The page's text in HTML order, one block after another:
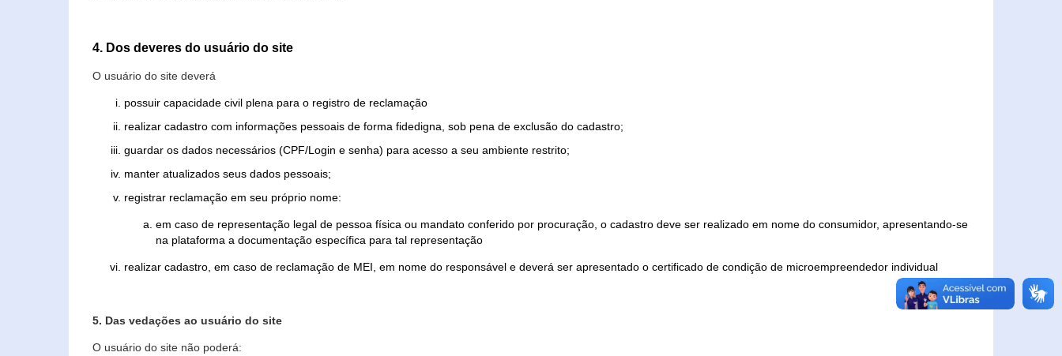
4. Dos deveres do usuário do site
O usuário do site deverá
possuir capacidade civil plena para o registro de reclamação
realizar cadastro com informações pessoais de forma fidedigna, sob pena de exclusão do cadastro;
guardar os dados necessários (CPF/Login e senha) para acesso a seu ambiente restrito;
manter atualizados seus dados pessoais;
registrar reclamação em seu próprio nome:
em caso de representação legal de pessoa física ou mandato conferido por procuração, o cadastro deve ser realizado em nome do consumidor, apresentando-se
na plataforma a documentação específica para tal representação
realizar cadastro, em caso de reclamação de MEI, em nome do responsável e deverá ser apresentado o certificado de condição de microempreendedor individual
5. Das vedações ao usuário do site
O usuário do site não poderá: